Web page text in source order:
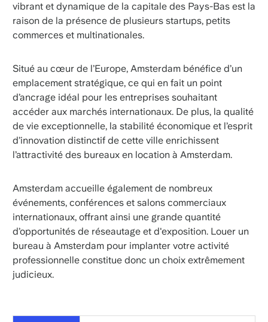
vibrant et dynamique de la capitale des Pays-Bas est la
raison de la présence de plusieurs startups, petits
commerces et multinationales.
Situé au cœur de l’Europe, Amsterdam bénéfice d’un
emplacement stratégique, ce qui en fait un point
d’ancrage idéal pour les entreprises souhaitant
accéder aux marchés internationaux. De plus, la qualité
de vie exceptionnelle, la stabilité économique et l’esprit
d’innovation distinctif de cette ville enrichissent
l’attractivité des bureaux en location à Amsterdam.
Amsterdam accueille également de nombreux
événements, conférences et salons commerciaux
internationaux, offrant ainsi une grande quantité
d’opportunités de réseautage et d'exposition. Louer un
bureau à Amsterdam pour implanter votre activité
professionnelle constitue donc un choix extrêmement
judicieux.